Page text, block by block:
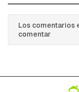
Los comentarios
comentar